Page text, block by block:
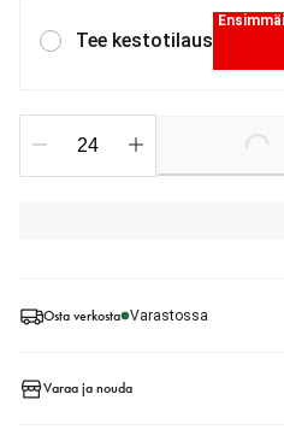
Osta verkosta Varastossa
Varaa ja nouda
Tee kestotilaus
Loading...